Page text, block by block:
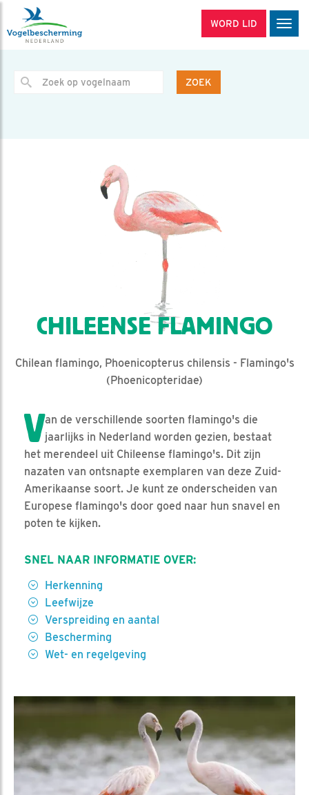
WORD LID
ZOEK
CHILEENSE FLAMINGO
Chilean flamingo, Phoenicopterus chilensis - Flamingo's
(Phoenicopteridae)
Van de verschillende soorten flamingo's die
jaarlijks in Nederland worden gezien, bestaat
het merendeel uit Chileense flamingo's. Dit zijn
nazaten van ontsnapte exemplaren van deze Zuid-
Amerikaanse soort. Je kunt ze onderscheiden van
Europese flamingo's door goed naar hun snavel en
poten te kijken.
SNEL NAAR INFORMATIE OVER:
Herkenning
Leefwijze
Verspreiding en aantal
Bescherming
Wet- en regelgeving